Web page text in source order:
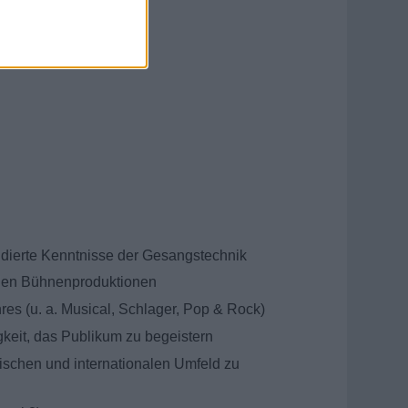
Kenntnisse der Gesangstechnik
Bühnenproduktionen
(u. a. Musical, Schlager, Pop & Rock)
das Publikum zu begeistern
und internationalen Umfeld zu